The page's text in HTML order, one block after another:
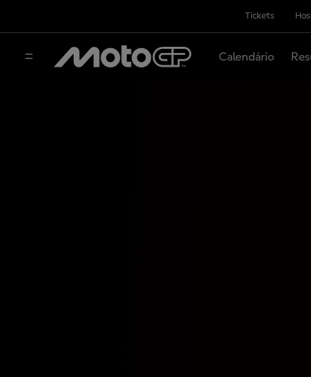
Tickets
Calendário